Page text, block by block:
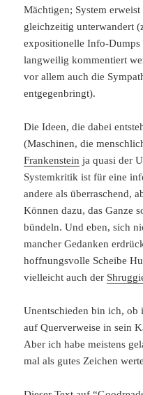
Mächtigen; System
gleichzeitig unterwandert
expositionelle Info-Dumps
langweilig kommentiert
vor allem auch die
entgegenbringt).
Die Ideen, die dabei
(Maschinen, die
Frankenstein ja quasi der
Systemkritik ist für eine
andere als überraschend,
Können dazu, das Ganze
bündeln. Und eben, sich
mancher Gedanken
hoffnungsvolle Scheibe
vielleicht auch der
Unentschieden bin ich,
auf Querverweise in sein
Aber ich habe meistens
mal als gutes Zeichen